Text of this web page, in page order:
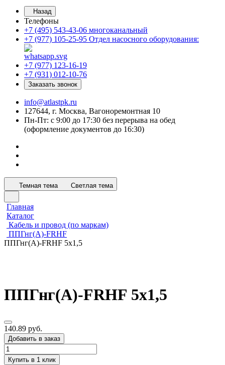
Назад
Телефоны
+7 (495) 543-43-06 многоканальный
+7 (977) 105-25-95 Отдел насосного оборудования:
+7 (977) 123-16-19
+7 (931) 012-10-76
Заказать звонок
info@atlastpk.ru
127644, г. Москва, Вагоноремонтная 10
Пн-Пт: с 9:00 до 17:30 без перерыва на обед
(оформление документов до 16:30)
Темная тема Светлая тема
Главная
Каталог
Кабель и провод (по маркам)
ППГнг(А)-FRHF
ППГнг(А)-FRHF 5х1,5
ППГнг(А)-FRHF 5х1,5
140.89 руб.
Добавить в заказ
Купить в 1 клик